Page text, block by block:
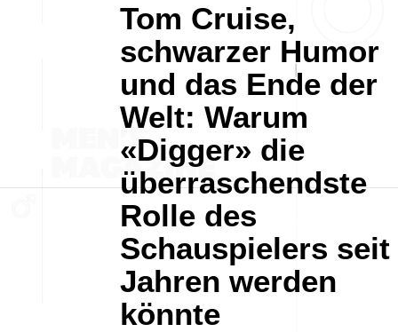
Tom Cruise,
schwarzer Humor
und das Ende der
Welt: Warum
«Digger» die
überraschendste
Rolle des
Schauspielers seit
Jahren werden
könnte